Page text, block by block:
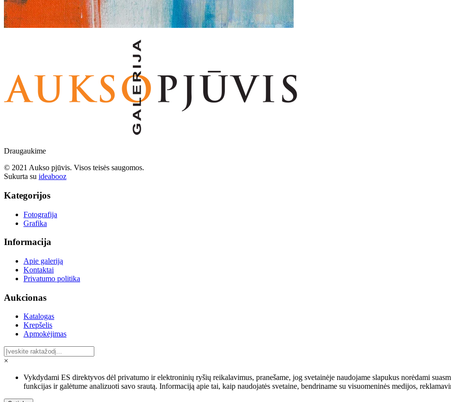
Draugaukime
© 2021 Aukso pjūvis. Visos teisės saugomos.
Sukurta su ideabooz
Kategorijos
Fotografija
Grafika
Informacija
Apie galeriją
Kontaktai
Privatumo politika
Aukcionas
Katalogas
Krepšelis
Apmokėjimas
×
Vykdydami ES direktyvos dėl privatumo ir elektroninių ryšių reikalavimus, pranešame, jog svetainėje naudojame slapukus norėdami
funkcijas ir galėtume analizuoti savo srautą. Informaciją apie tai, kaip naudojatės svetaine, bendriname su visuomeninės medijos,